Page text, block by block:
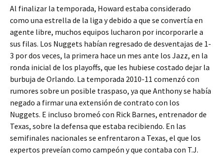
Al finalizar la temporada, Howard estaba considerado
como una estrella de la liga y debido a que se convertía en
agente libre, muchos equipos lucharon por incorporarle a
sus filas. Los Nuggets habían regresado de desventajas de 1-
3 por dos veces, la primera hace un mes ante los Jazz, en la
ronda inicial de los playoffs, que les hubiese costado dejar la
burbuja de Orlando. La temporada 2010-11 comenzó con
rumores sobre un posible traspaso, ya que Anthony se había
negado a firmar una extensión de contrato con los
Nuggets. E incluso bromeó con Rick Barnes, entrenador de
Texas, sobre la defensa que estaba recibiendo. En las
semifinales nacionales se enfrentaron a Texas, el que los
expertos preveían como campeón y que contaba con T.J.